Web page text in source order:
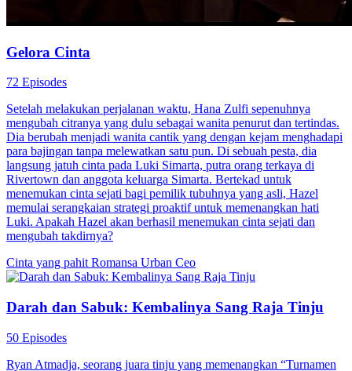
Gelora Cinta
72 Episodes
Setelah melakukan perjalanan waktu, Hana Zulfi sepenuhnya
mengubah citranya yang dulu sebagai wanita penurut dan tertindas.
Dia berubah menjadi wanita cantik yang dengan kejam menghadapi
para bajingan tanpa melewatkan satu pun. Di sebuah pesta, dia
langsung jatuh cinta pada Luki Simarta, putra orang terkaya di
Rivertown dan anggota keluarga Simarta. Bertekad untuk
menemukan cinta sejati bagi pemilik tubuhnya yang asli, Hazel
memulai serangkaian strategi proaktif untuk memenangkan hati
Luki. Apakah Hazel akan berhasil menemukan cinta sejati dan
mengubah takdirnya?
Cinta yang pahit Romansa Urban Ceo
Darah dan Sabuk: Kembalinya Sang Raja Tinju
50 Episodes
Ryan Atmadja, seorang juara tinju yang memenangkan “Turnamen